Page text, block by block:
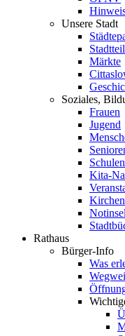
Unsere Stadt
Märkte
Soziales,
Frauen
Jugend
Kita-
Kirchen
Rathaus
Bürger-Info
Was